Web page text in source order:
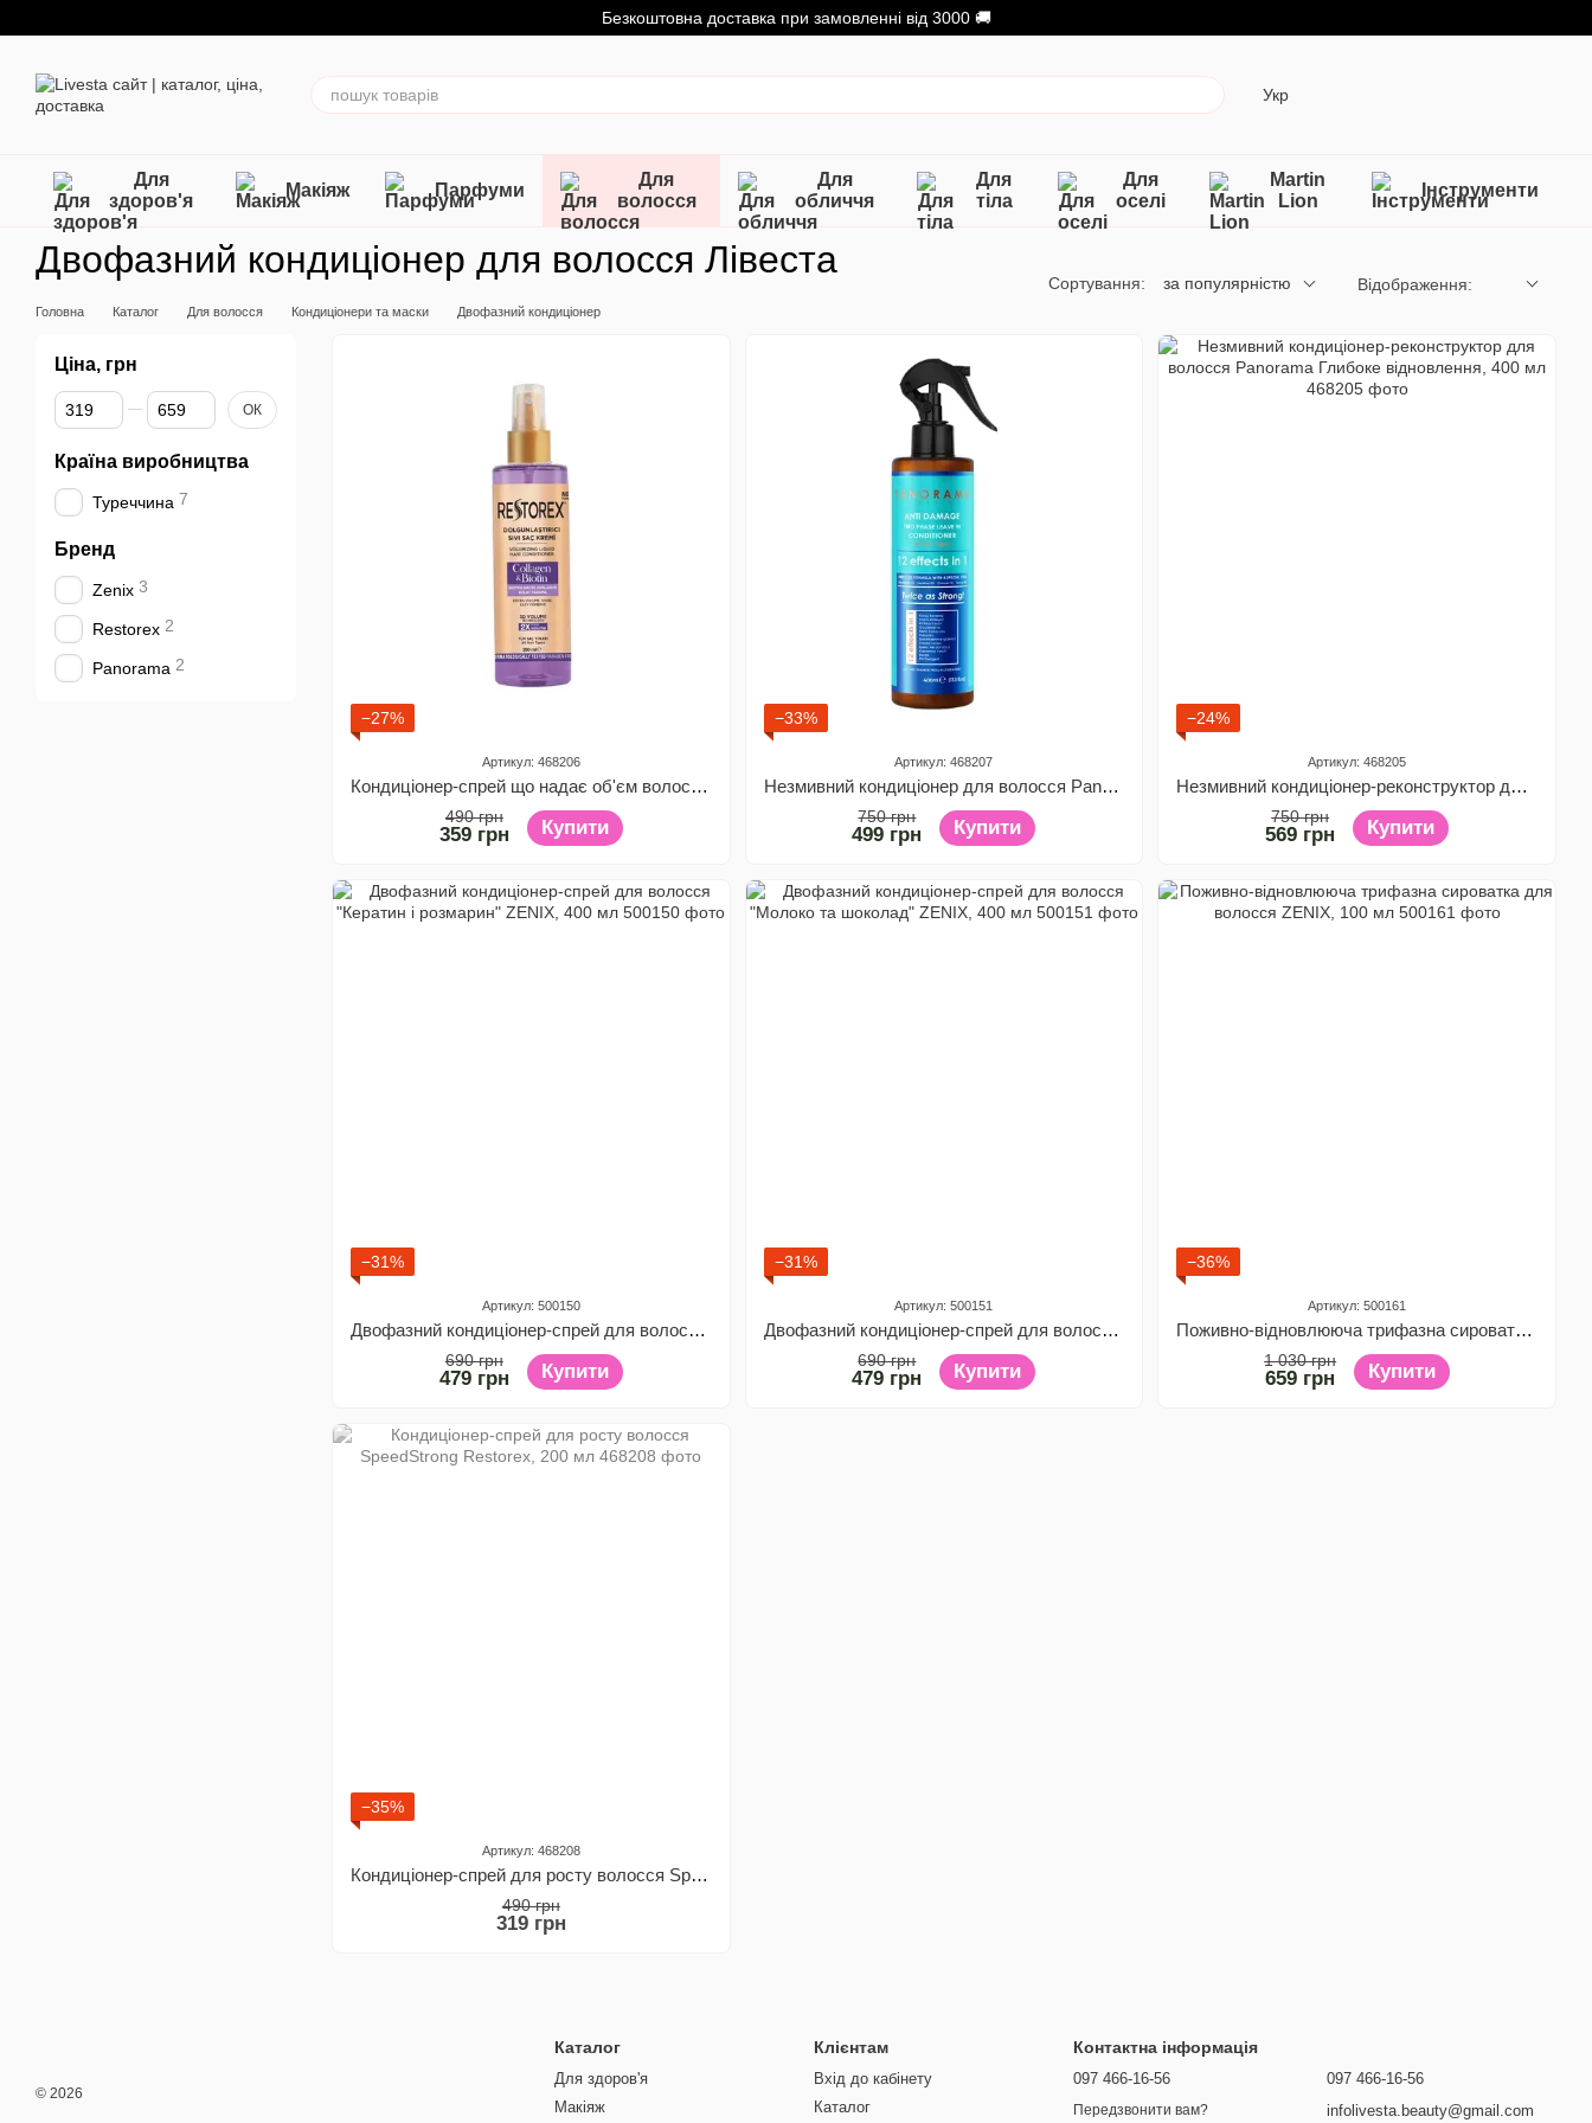
Безкоштовна доставка при замовленні від 3000 🚚
Укр
Для
здоров'я
Макіяж Парфуми
Для
волосся
Для
обличчя
Для
тіла
Для
оселі
Martin
Lion
Інструменти
Двофазний кондиціонер для волосся Лівеста
Головна Каталог Для волосся Кондиціонери та маски Двофазний кондиціонер
Сортування: за популярністю Відображення:
−27%
Артикул: 468206
Кондиціонер-спрей що надає об'єм волоссю Колаген і біотин Restorex, 200 мл
490 грн
359 грн Купити
−33%
Артикул: 468207
Незмивний кондиціонер для волосся Panorama Захист від пошкоджень, 400 мл
750 грн
499 грн Купити
−24%
Артикул: 468205
Незмивний кондиціонер-реконструктор для волосся Panorama Глибоке відновлення, 400 мл
750 грн
569 грн Купити
−31%
Артикул: 500150
Двофазний кондиціонер-спрей для волосся "Кератин і розмарин" ZENIX, 400 мл
690 грн
479 грн Купити
−31%
Артикул: 500151
Двофазний кондиціонер-спрей для волосся "Молоко та шоколад" ZENIX, 400 мл
690 грн
479 грн Купити
−36%
Артикул: 500161
Поживно-відновлююча трифазна сироватка для волосся ZENIX, 100 мл
1 030 грн
659 грн Купити
−35%
Артикул: 468208
Кондиціонер-спрей для росту волосся SpeedStrong Restorex, 200 мл
490 грн
319 грн
Ціна, грн
Від Ціна, грн
До Ціна, грн ОК
Країна виробництва
Туреччина 7
Бренд
Zenix 3
Restorex 2
Panorama 2
© 2026
Каталог
Для здоров'я
Макіяж
Клієнтам
Вхід до кабінету
Каталог
Контактна інформація
097 466-16-56
Передзвонити вам?
097 466-16-56
infolivesta.beauty@gmail.com